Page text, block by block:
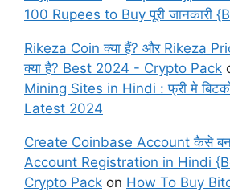
100 Rupees to Buy पूरी जानकारी
Rikeza Coin क्या हैं? और Rikeza
क्या है? Best 2024 - Crypto Pack
Mining Sites in Hindi : फ्री मे
Latest 2024
Create Coinbase Account कैसे
Account Registration in Hindi
Crypto Pack on How To Buy